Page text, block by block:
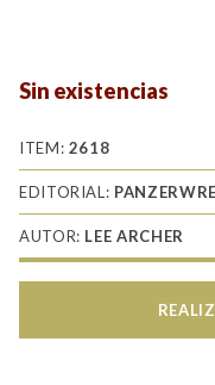
Sin existencias
ITEM: 2618
EDITORIAL:
AUTOR: LEE ARCHER